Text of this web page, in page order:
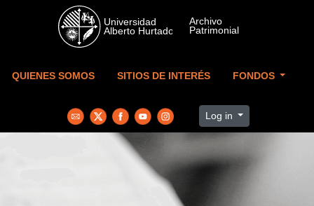
Skip to main content
QUIENES SOMOS SITIOS DE INTERÉS FONDOS
Log in